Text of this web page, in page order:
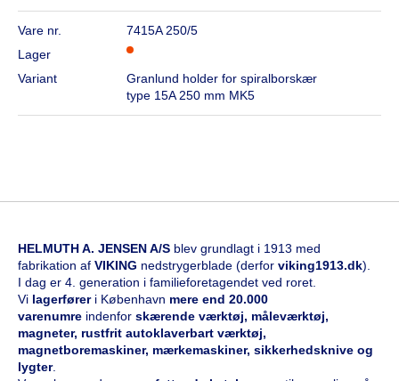
Vare nr.
7415A 250/5
Lager
Variant
Granlund holder for spiralborskær
type 15A 250 mm MK5
HELMUTH A. JENSEN A/S blev grundlagt i 1913 med
fabrikation af VIKING nedstrygerblade (derfor viking1913.dk).
I dag er 4. generation i familieforetagendet ved roret.
Vi lagerfører i København mere end 20.000
varenumre indenfor skærende værktøj, måleværktøj,
magneter, rustfrit autoklaverbart værktøj,
magnetboremaskiner, mærkemaskiner, sikkerhedsknive og
lygter.